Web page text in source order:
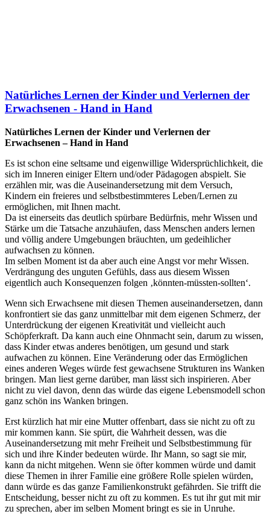
Natürliches Lernen der Kinder und Verlernen der
Erwachsenen - Hand in Hand
Natürliches Lernen der Kinder und Verlernen der
Erwachsenen – Hand in Hand
Es ist schon eine seltsame und eigenwillige Widersprüchlichkeit, die
sich im Inneren einiger Eltern und/oder Pädagogen abspielt. Sie
erzählen mir, was die Auseinandersetzung mit dem Versuch,
Kindern ein freieres und selbstbestimmteres Leben/Lernen zu
ermöglichen, mit Ihnen macht.
Da ist einerseits das deutlich spürbare Bedürfnis, mehr Wissen und
Stärke um die Tatsache anzuhäufen, dass Menschen anders lernen
und völlig andere Umgebungen bräuchten, um gedeihlicher
aufwachsen zu können.
Im selben Moment ist da aber auch eine Angst vor mehr Wissen.
Verdrängung des unguten Gefühls, dass aus diesem Wissen
eigentlich auch Konsequenzen folgen ‚könnten-müssten-sollten‘.
Wenn sich Erwachsene mit diesen Themen auseinandersetzen, dann
konfrontiert sie das ganz unmittelbar mit dem eigenen Schmerz, der
Unterdrückung der eigenen Kreativität und vielleicht auch
Schöpferkraft. Da kann auch eine Ohnmacht sein, darum zu wissen,
dass Kinder etwas anderes benötigen, um gesund und stark
aufwachen zu können. Eine Veränderung oder das Ermöglichen
eines anderen Weges würde fest gewachsene Strukturen ins Wanken
bringen. Man liest gerne darüber, man lässt sich inspirieren. Aber
nicht zu viel davon, denn das würde das eigene Lebensmodell schon
ganz schön ins Wanken bringen.
Erst kürzlich hat mir eine Mutter offenbart, dass sie nicht zu oft zu
mir kommen kann. Sie spürt, die Wahrheit dessen, was die
Auseinandersetzung mit mehr Freiheit und Selbstbestimmung für
sich und ihre Kinder bedeuten würde. Ihr Mann, so sagt sie mir,
kann da nicht mitgehen. Wenn sie öfter kommen würde und damit
diese Themen in ihrer Familie eine größere Rolle spielen würden,
dann würde es das ganze Familienkonstrukt gefährden. Sie trifft die
Entscheidung, besser nicht zu oft zu kommen. Es tut ihr gut mit mir
zu sprechen, aber im selben Moment bringt es sie in Unruhe.